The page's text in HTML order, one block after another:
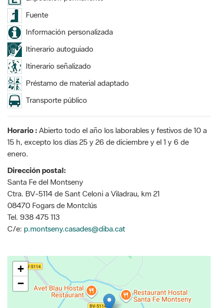
Fuente
Información personalizada
Itinerario autoguiado
Itinerario señalizado
Préstamo de material adaptado
Transporte público
Horario : Abierto todo el año los laborables y festivos de 10 a
15 h, excepto los días 25 y 26 de diciembre y el 1 y 6 de
enero.
Dirección postal:
Santa Fe del Montseny
Ctra. BV-5114 de Sant Celoni a Viladrau, km 21
08470 Fogars de Montclús
Tel. 938 475 113
C/e: p.montseny.casades@diba.cat
+
−